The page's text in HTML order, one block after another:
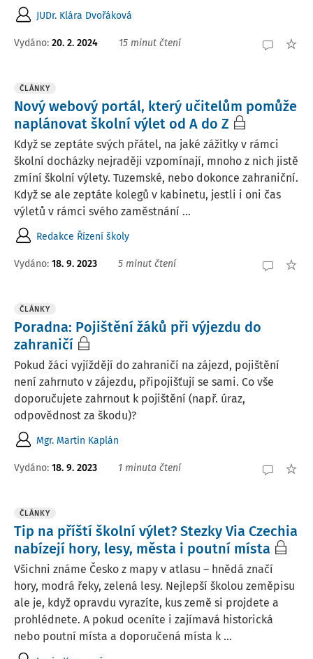
JUDr. Klára Dvořáková
Vydáno: 20. 2. 2024 15 minut čtení
ČLÁNKY
Nový webový portál, který učitelům pomůže
naplánovat školní výlet od A do Z
Když se zeptáte svých přátel, na jaké zážitky v rámci
školní docházky nejraději vzpomínají, mnoho z nich jistě
zmíní školní výlety. Tuzemské, nebo dokonce zahraniční.
Když se ale zeptáte kolegů v kabinetu, jestli i oni čas
výletů v rámci svého zaměstnání ...
Redakce Řízení školy
Vydáno: 18. 9. 2023 5 minut čtení
ČLÁNKY
Poradna: Pojištění žáků při výjezdu do
zahraničí
Pokud žáci vyjíždějí do zahraničí na zájezd, pojištění
není zahrnuto v zájezdu, připojišťují se sami. Co vše
doporučujete zahrnout k pojištění (např. úraz,
odpovědnost za škodu)?
Mgr. Martin Kaplán
Vydáno: 18. 9. 2023 1 minuta čtení
ČLÁNKY
Tip na příští školní výlet? Stezky Via Czechia
nabízejí hory, lesy, města i poutní místa
Všichni známe Česko z mapy v atlasu – hnědá značí
hory, modrá řeky, zelená lesy. Nejlepší školou zeměpisu
ale je, když opravdu vyrazíte, kus země si projdete a
prohlédnete. A pokud oceníte i zajímavá historická
nebo poutní místa a doporučená místa k ...